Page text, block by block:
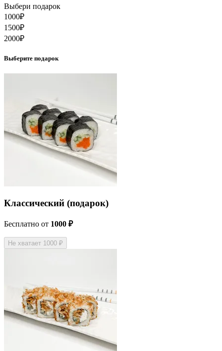
Выбери подарок
1000₽
1500₽
2000₽
Выберите подарок
Классический (подарок)
Бесплатно от 1000 ₽
Не хватает 1000 ₽